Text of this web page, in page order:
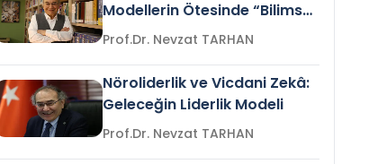
Modellerin Ötesinde “Bilimsel
Liderlik”
Prof.Dr. Nevzat TARHAN
Nöroliderlik ve Vicdani Zekâ:
Geleceğin Liderlik Modeli
Prof.Dr. Nevzat TARHAN